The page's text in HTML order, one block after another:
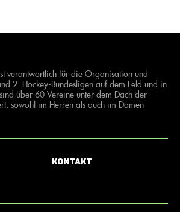
verantwortlich für die Organisation und
2. Hockey-Bundesligen auf dem Feld und in
über 60 Vereine unter dem Dach der
sowohl im Herren als auch im Damen
Kontakt